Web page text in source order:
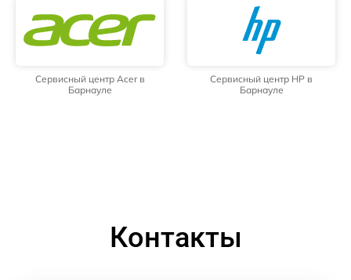
Сервисный центр Acer в
Барнауле
Сервисный центр HP в
Барнауле
Контакты